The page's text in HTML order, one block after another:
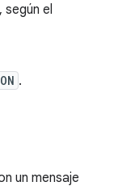
el
.
un mensaje